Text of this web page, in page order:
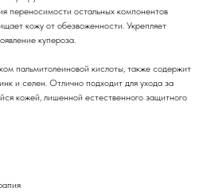
переносимости остальных компонентов
кожу от обезвоженности. Укрепляет
купероза.
пальмитолеиновой кислоты, также содержит
и селен. Отлично подходит для ухода за
кожей, лишенной естественного защитного